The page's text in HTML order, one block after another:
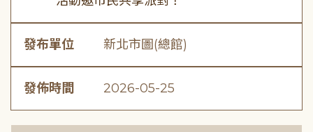
發布單位 新北市圖(總館)
發佈時間 2026-05-25